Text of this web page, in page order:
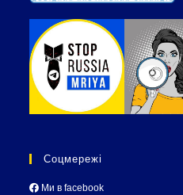
Соцмережі
Ми в facebook